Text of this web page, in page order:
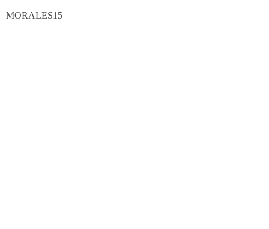
MORALES15